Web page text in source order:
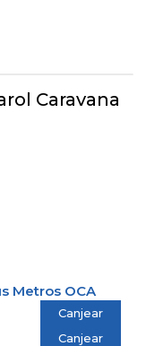
Caravana
Metros OCA
Canjear
Canjear